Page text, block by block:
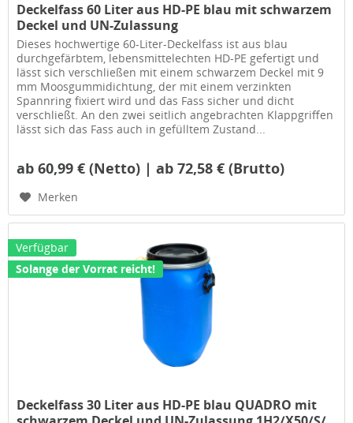
Deckelfass 60 Liter aus HD-PE blau mit schwarzem
Deckel und UN-Zulassung
Dieses hochwertige 60-Liter-Deckelfass ist aus blau
durchgefärbtem, lebensmittelechten HD-PE gefertigt und
lässt sich verschließen mit einem schwarzem Deckel mit 9
mm Moosgummidichtung, der mit einem verzinkten
Spannring fixiert wird und das Fass sicher und dicht
verschließt. An den zwei seitlich angebrachten Klappgriffen
lässt sich das Fass auch in gefülltem Zustand...
ab 60,99 € (Netto) | ab 72,58 € (Brutto)
Merken
Verfügbar
Solange der Vorrat reicht!
Deckelfass 30 Liter aus HD-PE blau QUADRO mit